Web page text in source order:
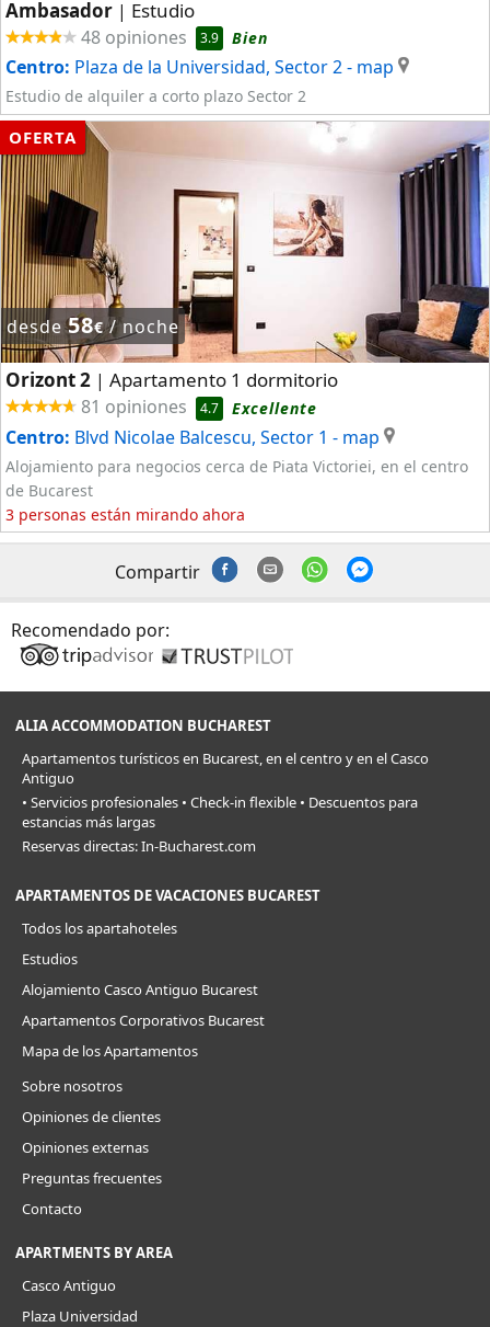
Ambasador | Estudio
48 opiniones 3.9 Bien
Centro: Plaza de la Universidad, Sector 2- map
Estudio de alquiler a corto plazo Sector 2
OFERTA
desde58€/ noche
Orizont 2 | Apartamento 1 dormitorio
81 opiniones 4.7 Excellente
Centro: Blvd Nicolae Balcescu, Sector 1 - map
Alojamiento para negocios cerca de Piata Victoriei, en el centro
de Bucarest
3 personas están mirando ahora
Compartir
Recomendado por:
ALIA ACCOMMODATION BUCHAREST
Apartamentos turísticos en Bucarest, en el centro y en el Casco
Antiguo
• Servicios profesionales • Check-in flexible • Descuentos para
estancias más largas
Reservas directas: In-Bucharest.com
APARTAMENTOS DE VACACIONES BUCAREST
Todos los apartahoteles
Estudios
Alojamiento Casco Antiguo Bucarest
Apartamentos Corporativos Bucarest
Mapa de los Apartamentos
Sobre nosotros
Opiniones de clientes
Opiniones externas
Preguntas frecuentes
Contacto
APARTMENTS BY AREA
Casco Antiguo
Plaza Universidad